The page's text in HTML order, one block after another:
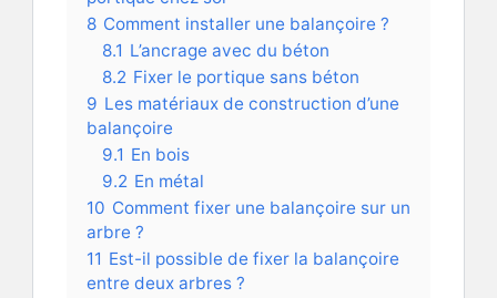
8 Comment installer une balançoire ?
8.1 L’ancrage avec du béton
8.2 Fixer le portique sans béton
9 Les matériaux de construction d’une
balançoire
9.1 En bois
9.2 En métal
10 Comment fixer une balançoire sur un
arbre ?
11 Est-il possible de fixer la balançoire
entre deux arbres ?